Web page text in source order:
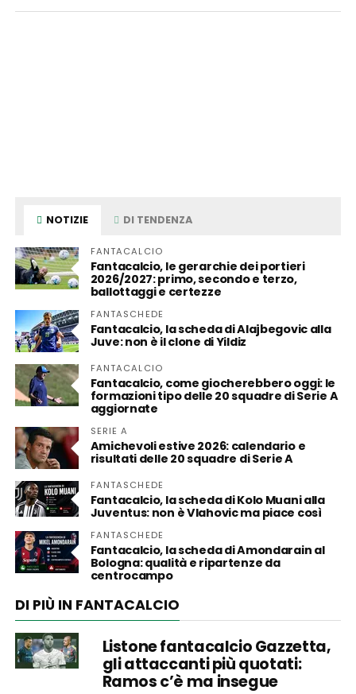
NOTIZIE DI TENDENZA
FANTACALCIO
Fantacalcio, le gerarchie dei portieri
2026/2027: primo, secondo e terzo,
ballottaggi e certezze
FANTASCHEDE
Fantacalcio, la scheda di Alajbegovic alla
Juve: non è il clone di Yildiz
FANTACALCIO
Fantacalcio, come giocherebbero oggi: le
formazioni tipo delle 20 squadre di Serie A
aggiornate
SERIE A
Amichevoli estive 2026: calendario e
risultati delle 20 squadre di Serie A
FANTASCHEDE
Fantacalcio, la scheda di Kolo Muani alla
Juventus: non è Vlahovic ma piace così
FANTASCHEDE
Fantacalcio, la scheda di Amondarain al
Bologna: qualità e ripartenze da
centrocampo
DI PIÙ IN FANTACALCIO
Listone fantacalcio Gazzetta,
gli attaccanti più quotati:
Ramos c’è ma insegue